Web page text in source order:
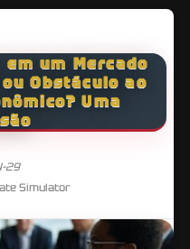
em um Mercado
Obstáculo ao
Uma
29
Simulator